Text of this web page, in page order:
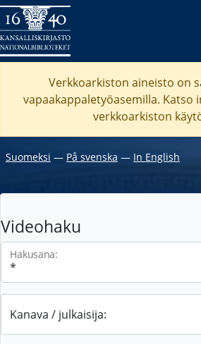
Verkkoarkiston aineisto on
vapaakappaletyöasemilla. Katso
verkkoarkiston
Suomeksi ― På svenska ― In English
Videohaku
Hakusana:
Kanava / julkaisija: